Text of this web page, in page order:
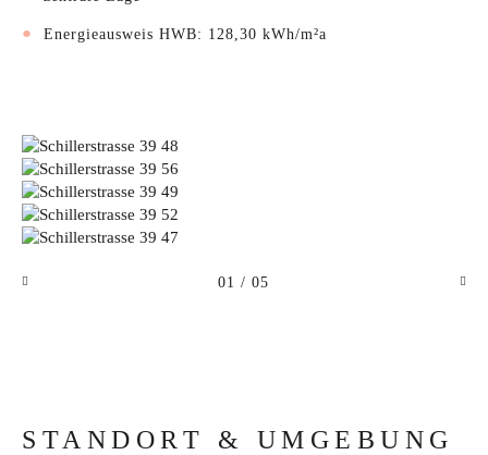
Energieausweis HWB: 128,30 kWh/m²a
01 / 05
STANDORT & UMGEBUNG